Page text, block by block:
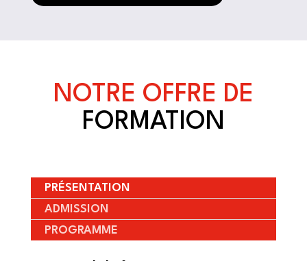
NOTRE OFFRE DE
FORMATION
PRÉSENTATION
ADMISSION
PROGRAMME